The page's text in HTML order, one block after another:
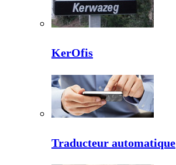
KerOfis
Traducteur automatique